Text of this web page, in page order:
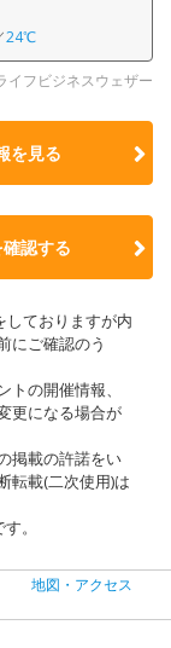
24℃
イフビジネスウェザー
を見る
認する
ておりますが内
にご確認のう
の開催情報、
更になる場合が
掲載の許諾をい
転載(二次使用)は
。
地図・アクセス